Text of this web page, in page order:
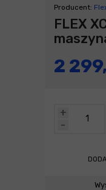
Producent:
FLEX
2
-
+